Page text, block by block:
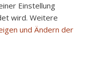
Einstellung
wird. Weitere
und Ändern der